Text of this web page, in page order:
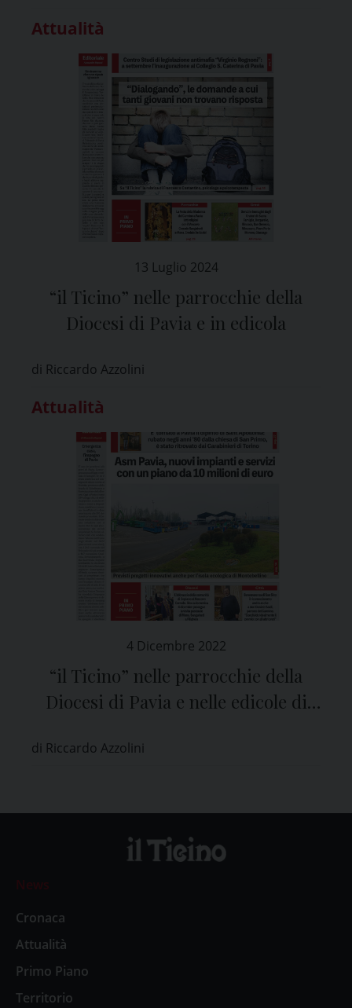
Attualità
13 Luglio 2024
“il Ticino” nelle parrocchie della
Diocesi di Pavia e in edicola
di Riccardo Azzolini
Attualità
4 Dicembre 2022
“il Ticino” nelle parrocchie della
Diocesi di Pavia e nelle edicole di
di Riccardo Azzolini
News
Cronaca
Attualità
Primo Piano
Territorio